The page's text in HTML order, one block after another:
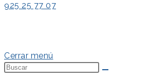
925 25 77 07
Cerrar menú